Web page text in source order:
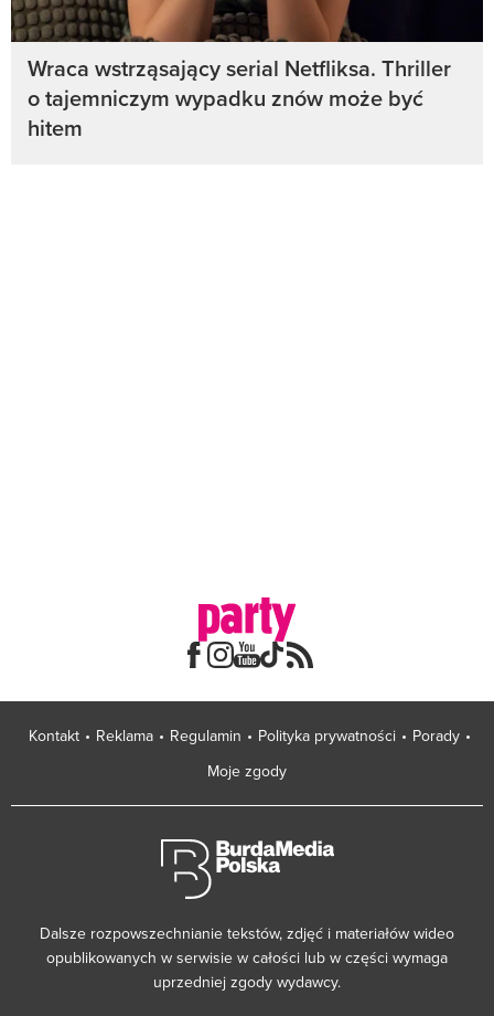
Wraca wstrząsający serial Netfliksa. Thriller
o tajemniczym wypadku znów może być
hitem
Kontakt Reklama Regulamin Polityka prywatności
Porady
Moje zgody
Dalsze rozpowszechnianie tekstów, zdjęć i materiałów wideo
opublikowanych w serwisie w całości lub w części wymaga
uprzedniej zgody wydawcy.